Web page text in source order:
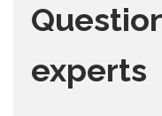
experts